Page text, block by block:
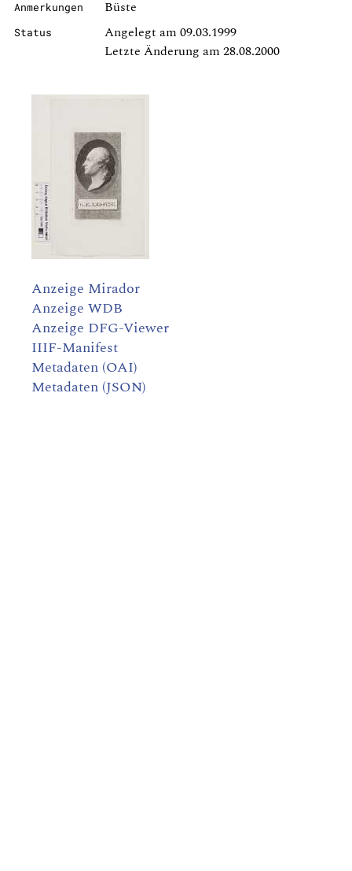
Anmerkungen Büste
Status
Angelegt am 09.03.1999
Letzte Änderung am 28.08.2000
Anzeige Mirador
Anzeige WDB
Anzeige DFG-Viewer
IIIF-Manifest
Metadaten (OAI)
Metadaten (JSON)